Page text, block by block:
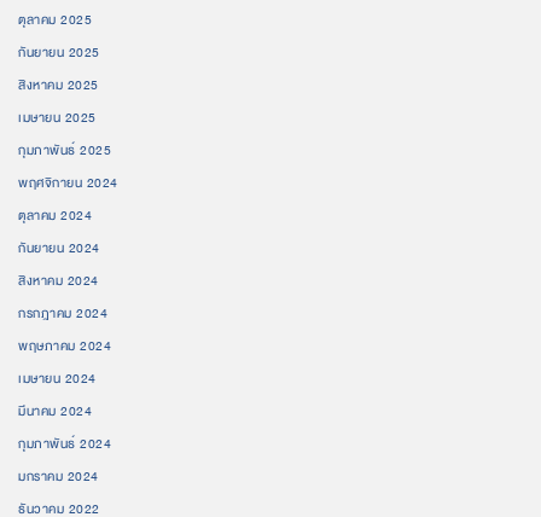
ตุลาคม 2025
กันยายน 2025
สิงหาคม 2025
เมษายน 2025
กุมภาพันธ์ 2025
พฤศจิกายน 2024
ตุลาคม 2024
กันยายน 2024
สิงหาคม 2024
กรกฎาคม 2024
พฤษภาคม 2024
เมษายน 2024
มีนาคม 2024
กุมภาพันธ์ 2024
มกราคม 2024
ธันวาคม 2022